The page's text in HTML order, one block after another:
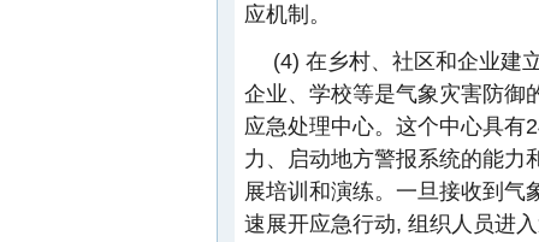
应机制。
(4) 在乡村、社区和企业建
企业、学校等是气象灾害防御
应急处理中心。这个中心具有
力、启动地方警报系统的能力
展培训和演练。一旦接收到气
速展开应急行动, 组织人员进